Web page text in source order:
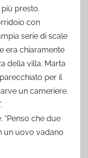
presto.
con
serie di scale
era chiaramente
della villa. Marta
per il
un cameriere.
“Penso che due
un uovo vadano